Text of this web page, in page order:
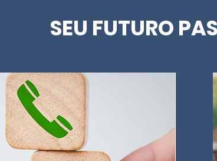
SEU FUTURO